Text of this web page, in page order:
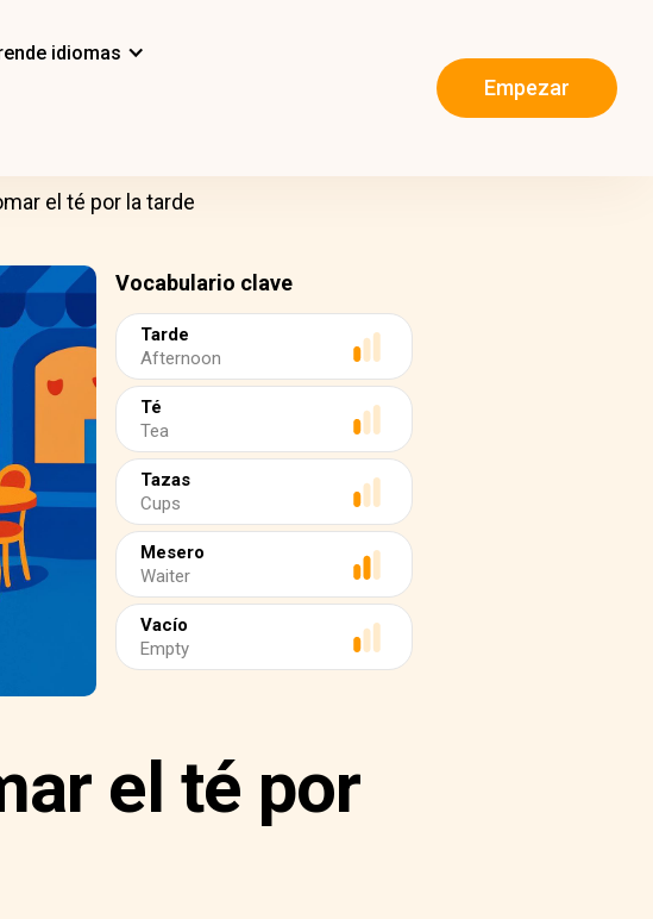
idiomas
Empezar
el té por la tarde
Vocabulario clave
Tarde
Afternoon
Té
Tea
Tazas
Cups
Mesero
Waiter
Vacío
Empty
el té por